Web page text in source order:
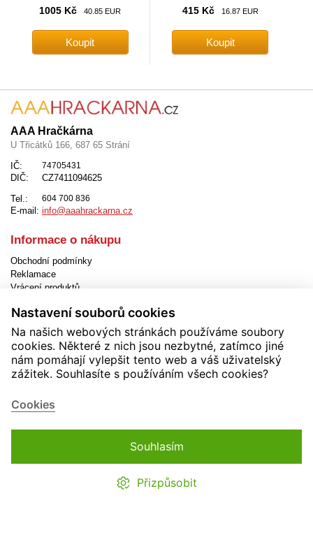
1005 Kč 40.85 EUR 415 Kč 16.87 EUR
AAA Hračkárna
U Třicátků 166, 687 65 Strání
IČ:
74705431
DIČ:
CZ7411094625
Tel.:
604 700 836
E-mail: info@aaahrackarna.cz
Informace o nákupu
Obchodní podmínky
Reklamace
Vrácení produktů
Způsob platby
Jak objednat
Nastavení cookies
Užitečné informace
Novinky
Akční produkty
Kontakty
Nastavení souborů cookies
Na našich webových stránkách používáme soubory
cookies. Některé z nich jsou nezbytné, zatímco jiné
nám pomáhají vylepšit tento web a váš uživatelský
zážitek. Souhlasíte s používáním všech cookies?
Cookies
Souhlasím
Přizpůsobit